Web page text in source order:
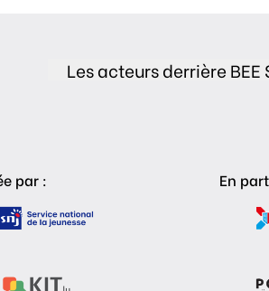
Les acteurs derrière BEE
par : En